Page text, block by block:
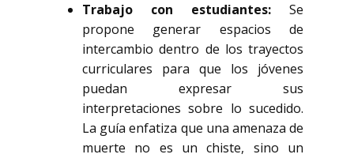
Trabajo con estudiantes: Se
propone generar espacios de
intercambio dentro de los trayectos
curriculares para que los jóvenes
puedan expresar sus
interpretaciones sobre lo sucedido.
La guía enfatiza que una amenaza de
muerte no es un chiste, sino un